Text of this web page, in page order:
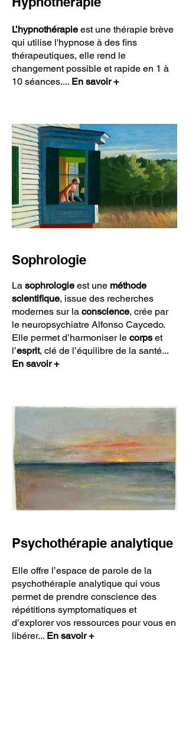
L’hypnothérapie est une thérapie brève
qui utilise l'hypnose à des fins
thérapeutiques, elle rend le
changement possible et rapide en 1 à
10 séances.... En savoir +
Sophrologie
La sophrologie est une méthode
scientifique, issue des recherches
modernes sur la conscience, crée par
le neuropsychiatre Alfonso Caycedo.
Elle permet d’harmoniser le corps et
l’esprit, clé de l’équilibre de la santé...
En savoir +
Psychothérapie analytique
Elle offre l’espace de parole de la
psychothérapie analytique qui vous
permet de prendre conscience des
répétitions symptomatiques et
d’explorer vos ressources pour vous en
libérer... En savoir +